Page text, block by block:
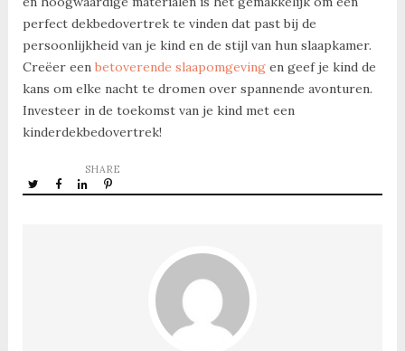
perfect dekbedovertrek te vinden dat past bij de
persoonlijkheid van je kind en de stijl van hun slaapkamer.
Creëer een betoverende slaapomgevingen geef je kind de
kans om elke nacht te dromen over spannende avonturen.
Investeer in de toekomst van je kind met een
kinderdekbedovertrek!
SHARE